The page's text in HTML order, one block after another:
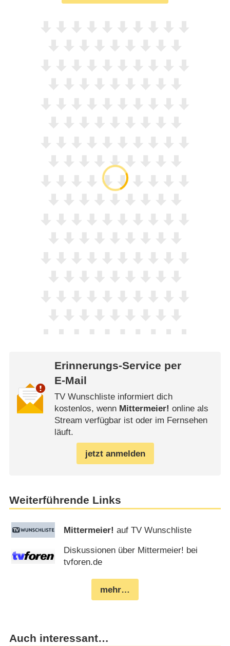
Erinnerungs-Service per
E-Mail
TV Wunschliste informiert dich
kostenlos, wenn Mittermeier! online als
Stream verfügbar ist oder im Fernsehen
läuft.
jetzt anmelden
Weiterführende Links
Mittermeier! auf TV Wunschliste
Diskussionen über Mittermeier! bei
tvforen.de
mehr…
Auch interessant…